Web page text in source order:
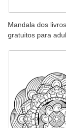
Mandala dos
gratuitos para